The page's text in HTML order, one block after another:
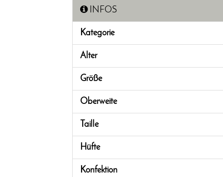
INFOS
Kategorie
Alter
Größe
Oberweite
Taille
Hüfte
Konfektion